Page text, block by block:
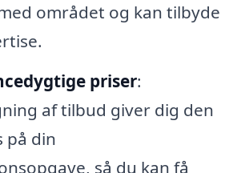
området og kan tilbyde
priser:
af tilbud giver dig den
på din
så du kan få